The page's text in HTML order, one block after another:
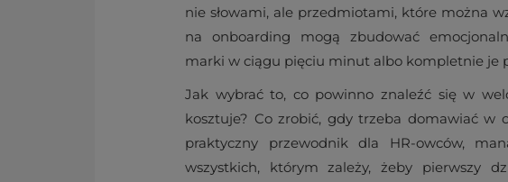
nie słowami, ale przedmiotami, które można
na onboarding mogą zbudować
marki w ciągu pięciu minut albo kompletnie je
Jak wybrać to, co powinno znaleźć się w
kosztuje? Co zrobić, gdy trzeba domawiać w
praktyczny przewodnik dla HR-owców,
wszystkich, którym zależy, żeby pierwszy